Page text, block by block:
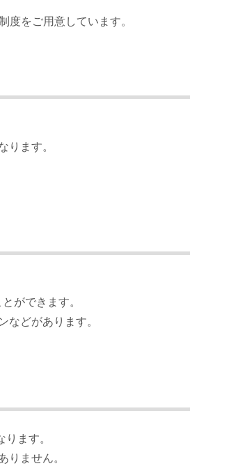
度をご用意しています。
ります。
ができます。
などがあります。
ます。
りません。